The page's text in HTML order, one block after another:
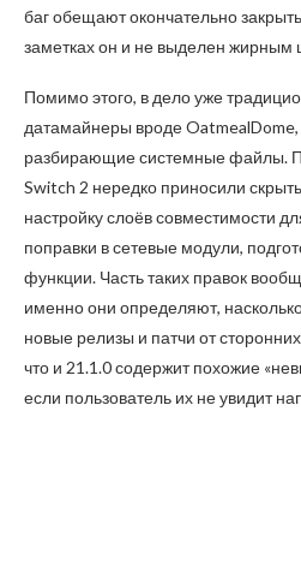
баг обещают окончательно
заметках он и не выделен
Помимо этого, в дело уже
датамайнеры вроде
разбирающие системные файлы.
Switch 2 нередко приносили
настройку слоёв совместимости
поправки в сетевые модули,
функции. Часть таких правок
именно они определяют,
новые релизы и патчи от
что и 21.1.0 содержит похожие
если пользователь их не увидит